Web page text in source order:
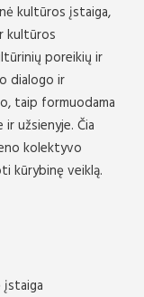
kultūros įstaiga,
kultūros
poreikių ir
dialogo ir
taip formuodama
užsienyje. Čia
kolektyvo
kūrybinę veiklą.